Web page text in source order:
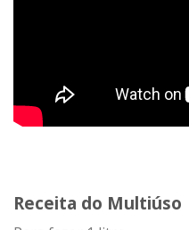
Receita do Multiúso